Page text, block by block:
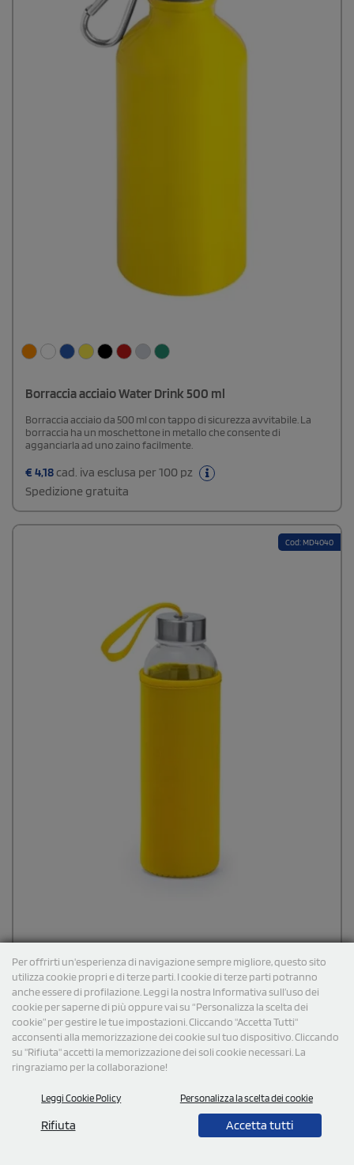
Per offrirti un'esperienza di navigazione sempre migliore, questo sito
utilizza cookie propri e di terze parti. I cookie di terze parti potranno
anche essere di profilazione. Leggi la nostra Informativa sull’uso dei
cookie per saperne di più oppure vai su “Personalizza la scelta dei
cookie” per gestire le tue impostazioni. Cliccando "Accetta Tutti"
acconsenti alla memorizzazione dei cookie sul tuo dispositivo. Cliccando
su "Rifiuta" accetti la memorizzazione dei soli cookie necessari. La
ringraziamo per la collaborazione!
Leggi Cookie Policy Personalizza la scelta dei cookie
Rifiuta Accetta tutti
Borraccia acciaio Water Drink 500 ml
Borraccia acciaio da 500 ml con tappo di sicurezza avvitabile. La
borraccia ha un moschettone in metallo che consente di
agganciarla ad uno zaino facilmente.
€ 4,18 cad. iva esclusa per 100 pz
Spedizione gratuita
Cod: MD4040
Borraccia in vetro con custodia in neoprene
personalizzata Roly Camu 500 ml
Bottiglia in vetro con capacità di 500 ml e custodia in neoprene,
abbinata a un cinturino colorato per il trasporto.La stampa si
2,66cad. iva esclusa per 100 pz
Spedizione gratuita